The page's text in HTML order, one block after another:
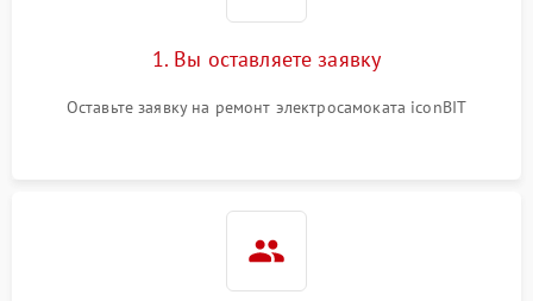
1. Вы оставляете заявку
Оставьте заявку на ремонт электросамоката iconBIT